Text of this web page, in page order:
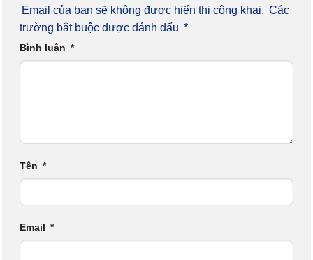
Email của bạn sẽ không được hiển thị công khai. Các
trường bắt buộc được đánh dấu *
Bình luận *
Tên *
Email *